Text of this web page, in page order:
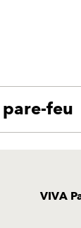
feu
VIVA